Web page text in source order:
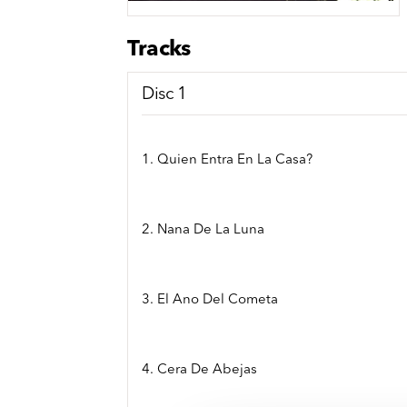
Classics
7 Inch singles
Bierviltjes
Tracks
Disc 1
1. Quien Entra En La Casa?
2. Nana De La Luna
3. El Ano Del Cometa
4. Cera De Abejas